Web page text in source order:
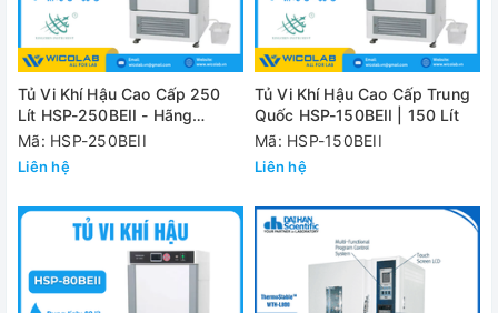
Tủ Vi Khí Hậu Cao Cấp 250
Lít HSP-250BEII - Hãng
Xingchen
Mã: HSP-250BEII
Liên hệ
Tủ Vi Khí Hậu Cao Cấp Trung
Quốc HSP-150BEII | 150 Lít
Mã: HSP-150BEII
Liên hệ